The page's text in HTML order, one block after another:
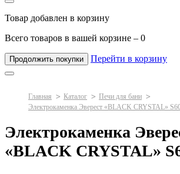
Товар добавлен в корзину
Всего товаров в вашей корзине – 0
Продолжить покупки Перейти в корзину
Главная Каталог
Печи для бани
Электрокаменка Эверест «BLACK CRYSTAL»
Электрокаменка
«BLACK CRYSTAL»